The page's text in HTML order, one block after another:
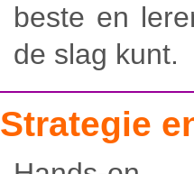
beste en
de slag kunt.
Strategie